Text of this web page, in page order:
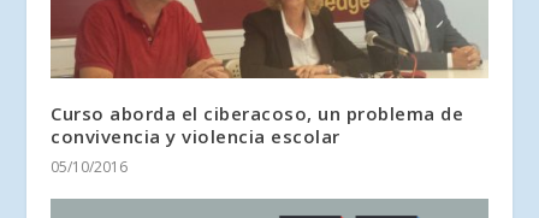
Curso aborda el ciberacoso, un problema de
convivencia y violencia escolar
05/10/2016